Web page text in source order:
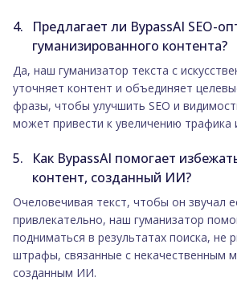
Предлагает ли BypassAI SEO-
гуманизированного контента?
Да, наш гуманизатор текста с
уточняет контент и объединяет
фразы, чтобы улучшить SEO и
может привести к увеличению трафика
Как BypassAI помогает
контент, созданный ИИ?
Очеловечивая текст, чтобы он звучал
привлекательно, наш гуманизатор
подниматься в результатах поиска, не
штрафы, связанные с некачественным
созданным ИИ.